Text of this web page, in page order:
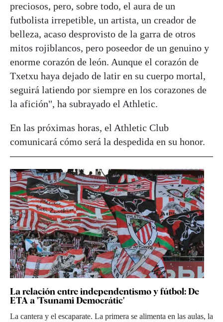
preciosos, pero, sobre todo, el aura de un
futbolista irrepetible, un artista, un creador de
belleza, acaso desprovisto de la garra de otros
mitos rojiblancos, pero poseedor de un genuino y
enorme corazón de león. Aunque el corazón de
Txetxu haya dejado de latir en su cuerpo mortal,
seguirá latiendo por siempre en los corazones de
la afición", ha subrayado el Athletic.
En las próximas horas, el Athletic Club
comunicará cómo será la despedida en su honor.
La relación entre independentismo y fútbol: De
ETA a 'Tsunami Democrátic'
La cantera y el escaparate. La primera se alimenta en las aulas, la